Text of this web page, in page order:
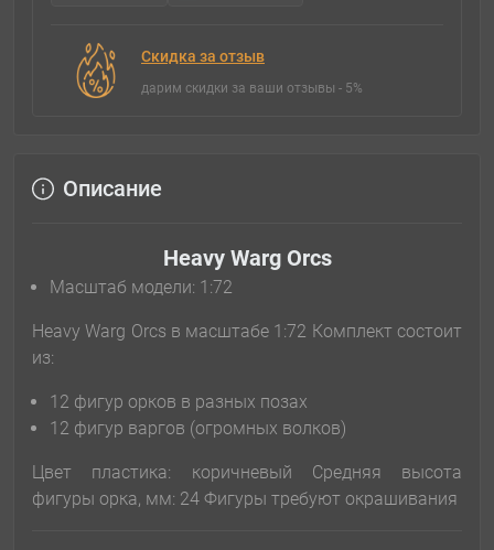
Скидка за отзыв
дарим скидки за ваши отзывы - 5%
Описание
Heavy Warg Orcs
Масштаб модели: 1:72
Heavy Warg Orcs в масштабе 1:72 Комплект состоит
из:
12 фигур орков в разных позах
12 фигур варгов (огромных волков)
Цвет пластика: коричневый Средняя высота
фигуры орка, мм: 24 Фигуры требуют окрашивания